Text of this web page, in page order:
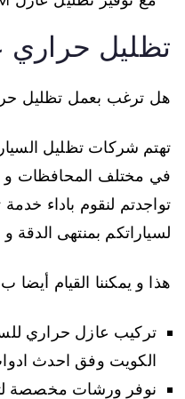
تظليل حراري
هل ترغب بعمل تظليل
تهتم شركات تظليل
في مختلف المحافظات و
تواجدتم لنقوم باداء
لسياراتكم بمنتهى الدقة و
هذا و يمكننا القيام أيضا
تركيب عازل حراري
الكويت وفق احدث
نوفر ورشات مخصصة